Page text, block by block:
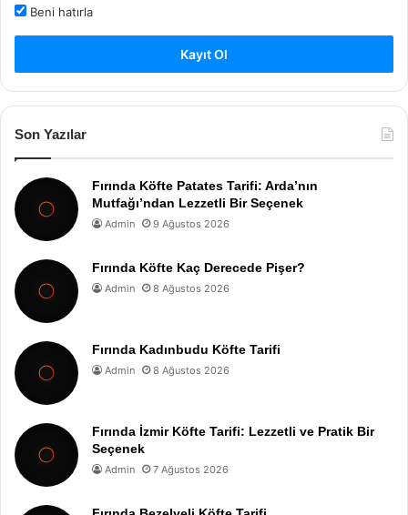
Beni hatırla
Kayıt Ol
Son Yazılar
Fırında Köfte Patates Tarifi: Arda’nın
Mutfağı’ndan Lezzetli Bir Seçenek
Admin 9 Ağustos 2026
Fırında Köfte Kaç Derecede Pişer?
Admin 8 Ağustos 2026
Fırında Kadınbudu Köfte Tarifi
Admin 8 Ağustos 2026
Fırında İzmir Köfte Tarifi: Lezzetli ve Pratik Bir
Seçenek
Admin 7 Ağustos 2026